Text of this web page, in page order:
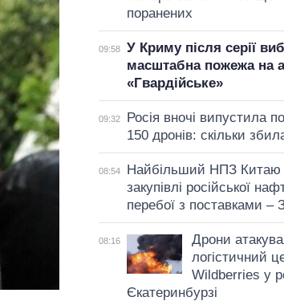
поранених
09:58
У Криму після серії
масштабна пожежа на
«Гвардійське»
09:32
Росія вночі випустила
150 дронів: скільки
08:54
Найбільший НПЗ Китаю
закупівлі російської
перебої з поставками –
08:16
Дрони
логістичний
Wildberries у
Єкатеринбурзі